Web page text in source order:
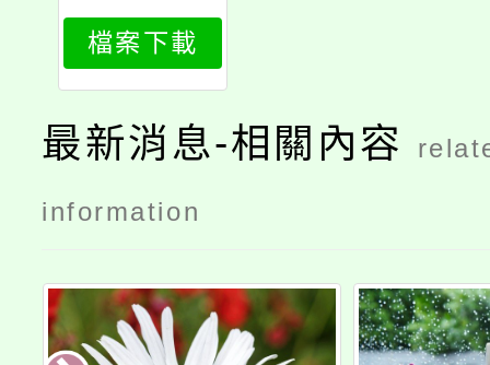
aerc亞洲機
器人
檔案下載
最新消息-相關內容
information